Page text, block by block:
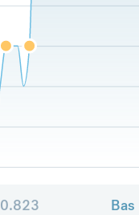
0.823 Bas